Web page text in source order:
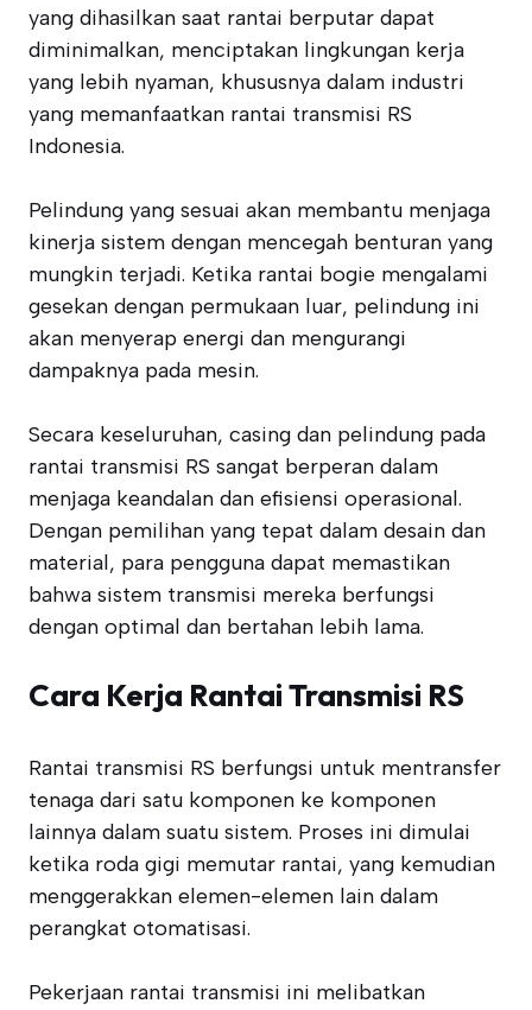
yang dihasilkan saat rantai berputar dapat
diminimalkan, menciptakan lingkungan kerja
yang lebih nyaman, khususnya dalam industri
yang memanfaatkan rantai transmisi RS
Indonesia.
Pelindung yang sesuai akan membantu menjaga
kinerja sistem dengan mencegah benturan yang
mungkin terjadi. Ketika rantai bogie mengalami
gesekan dengan permukaan luar, pelindung ini
akan menyerap energi dan mengurangi
dampaknya pada mesin.
Secara keseluruhan, casing dan pelindung pada
rantai transmisi RS sangat berperan dalam
menjaga keandalan dan efisiensi operasional.
Dengan pemilihan yang tepat dalam desain dan
material, para pengguna dapat memastikan
bahwa sistem transmisi mereka berfungsi
dengan optimal dan bertahan lebih lama.
Cara Kerja Rantai Transmisi RS
Rantai transmisi RS berfungsi untuk mentransfer
tenaga dari satu komponen ke komponen
lainnya dalam suatu sistem. Proses ini dimulai
ketika roda gigi memutar rantai, yang kemudian
menggerakkan elemen-elemen lain dalam
perangkat otomatisasi.
Pekerjaan rantai transmisi ini melibatkan